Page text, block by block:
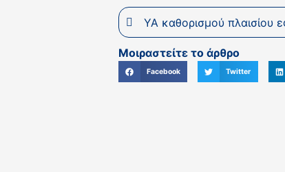
ΥΑ καθορισμού πλαισίου
Μοιραστείτε το άρθρο
Facebook Twitter